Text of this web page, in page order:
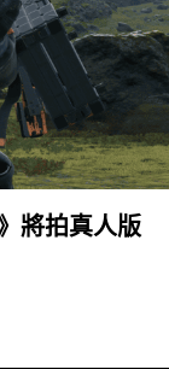
將拍真人版